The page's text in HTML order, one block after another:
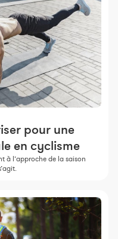
pour une
en cyclisme
à l’approche de la saison